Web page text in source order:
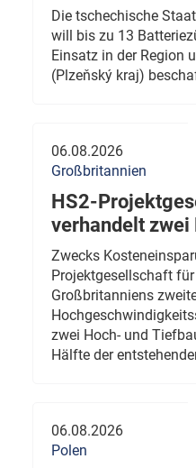
Die tschechische
will bis zu 13
Einsatz in der Region
(Plzeňský kraj)
06.08.2026
Großbritannien
HS2-
verhandelt zwei
Zwecks
Projektgesellschaft
Großbritanniens
zwei Hoch- und
Hälfte der
06.08.2026
Polen